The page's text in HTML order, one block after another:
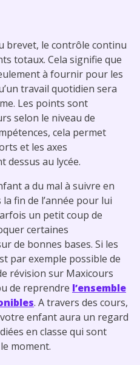
brevet, le contrôle continu
totaux. Cela signifie que
à fournir pour les
travail quotidien sera
Les points sont
selon le niveau de
cela permet
et les axes
dessus au lycée.
a du mal à suivre en
la fin de l’année pour lui
un petit coup de
certaines
de bonnes bases. Si les
par exemple possible de
révision sur Maxicours
de reprendre l’ensemble
. A travers des cours,
enfant aura un regard
en classe qui sont
moment.